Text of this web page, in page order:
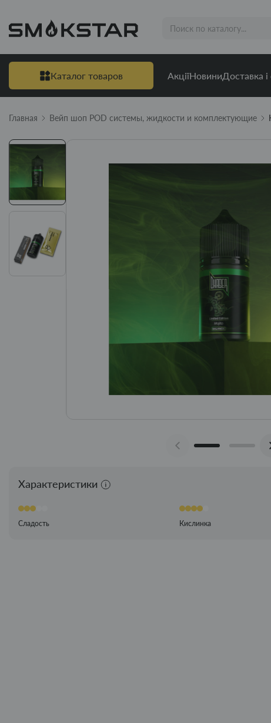
Каталог товаров АкціїНовиниДоставка
Главная Вейп шоп POD системы, жидкости и комплектующие
Характеристики
Сладость Кислинка